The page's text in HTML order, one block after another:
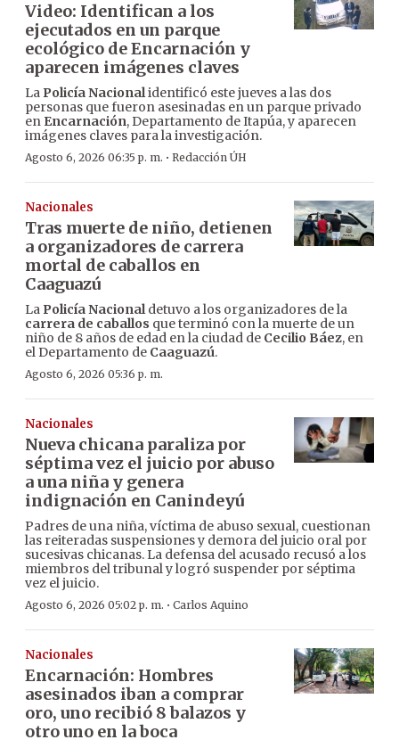
Video: Identifican a los
ejecutados en un parque
ecológico de Encarnación y
aparecen imágenes claves
La Policía Nacionalidentificó este jueves a las dos
personas que fueron asesinadas en un parque privado
en Encarnación, Departamento de Itapúa, y aparecen
imágenes claves para la investigación.
Agosto 6, 2026 06:35 p. m. · Redacción ÚH
Nacionales
Tras muerte de niño, detienen
a organizadores de carrera
mortal de caballos en
Caaguazú
La Policía Nacionaldetuvo a los organizadores de la
carrera de caballos que terminó con la muerte de un
niño de 8 años de edad en la ciudad de Cecilio Báez, en
el Departamento de Caaguazú.
Agosto 6, 2026 05:36 p. m.
Nacionales
Nueva chicana paraliza por
séptima vez el juicio por abuso
a una niña y genera
indignación en Canindeyú
Padres de una niña, víctima de abuso sexual, cuestionan
las reiteradas suspensiones y demora del juicio oral por
sucesivas chicanas. La defensa del acusado recusó a los
miembros del tribunal y logró suspender por séptima
vez el juicio.
Agosto 6, 2026 05:02 p. m. · Carlos Aquino
Nacionales
Encarnación: Hombres
asesinados iban a comprar
oro, uno recibió 8 balazos y
otro uno en la boca